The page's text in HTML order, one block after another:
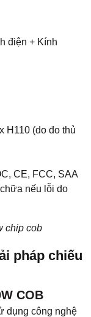
điện + Kính
H110 (do đo thủ
CE, FCC, SAA
nếu lỗi do
chip cob
pháp chiếu
COB
dụng công nghệ